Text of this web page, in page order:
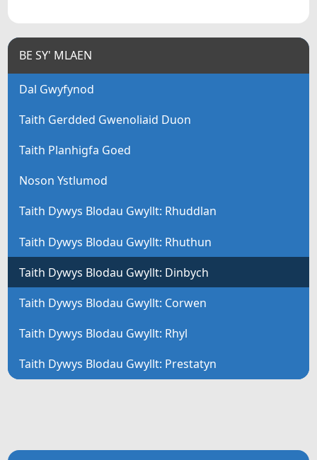
BE SY' MLAEN
Dal Gwyfynod
Taith Gerdded Gwenoliaid Duon
Taith Planhigfa Goed
Noson Ystlumod
Taith Dywys Blodau Gwyllt: Rhuddlan
Taith Dywys Blodau Gwyllt: Rhuthun
Taith Dywys Blodau Gwyllt: Dinbych
Taith Dywys Blodau Gwyllt: Corwen
Taith Dywys Blodau Gwyllt: Rhyl
Taith Dywys Blodau Gwyllt: Prestatyn